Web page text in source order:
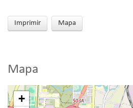
Imprimir Mapa
Mapa
+